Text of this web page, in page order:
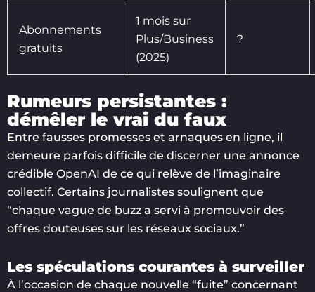
Abonnements
gratuits
1 mois sur
Plus/Business
(2025)
?
Rumeurs persistantes :
démêler le vrai du faux
Entre fausses promesses et arnaques en ligne, il
demeure parfois difficile de discerner une annonce
crédible OpenAI de ce qui relève de l’imaginaire
collectif. Certains journalistes soulignent que
“chaque vague de buzz a servi à promouvoir des
offres douteuses sur les réseaux sociaux.”
Les spéculations courantes à surveiller
À l’occasion de chaque nouvelle “fuite” concernant